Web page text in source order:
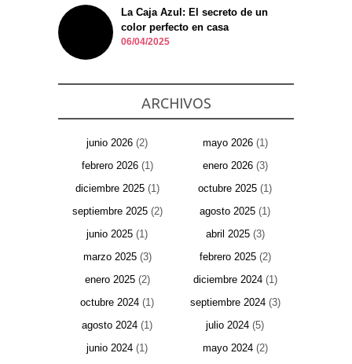
La Caja Azul: El secreto de un
color perfecto en casa
06/04/2025
ARCHIVOS
junio 2026 (2) mayo 2026(1)
febrero 2026(1) enero 2026(3)
diciembre 2025(1) octubre 2025 (1)
septiembre 2025(2) agosto 2025 (1)
junio 2025 (1) abril 2025(3)
marzo 2025(3) febrero 2025(2)
enero 2025(2) diciembre 2024(1)
octubre 2024 (1) septiembre 2024(3)
agosto 2024 (1) julio 2024 (5)
junio 2024 (1) mayo 2024(2)